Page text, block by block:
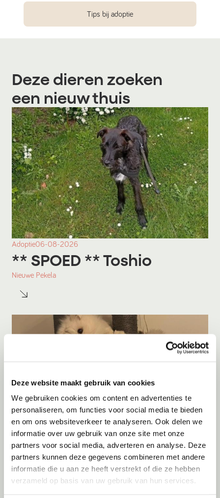
Deze website maakt gebruik van cookies
We gebruiken cookies om content en advertenties te
personaliseren, om functies voor social media te bieden
en om ons websiteverkeer te analyseren. Ook delen we
informatie over uw gebruik van onze site met onze
partners voor social media, adverteren en analyse. Deze
partners kunnen deze gegevens combineren met andere
informatie die u aan ze heeft verstrekt of die ze hebben
verzameld op basis van uw gebruik van hun services.
Tips bij adoptie
Deze dieren zoeken
een nieuw thuis
Adoptie06-08-2026
** SPOED ** Toshio
Nieuwe Pekela
Adoptie
Maan+ Frenkie
Rozenburg